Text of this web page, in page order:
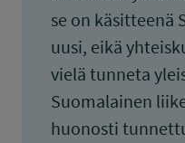
se on käsitteenä
uusi, eikä
vielä tunneta
Suomalainen
huonosti